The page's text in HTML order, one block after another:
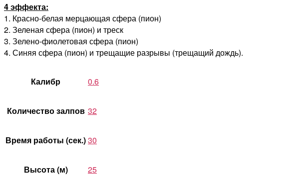
4 эффекта:
1. Красно-белая мерцающая сфера (пион)
2. Зеленая сфера (пион) и треск
3. Зелено-фиолетовая сфера (пион)
4. Синяя сфера (пион) и трещащие разрывы (трещащий дождь).
Калибр 0.6
Количество залпов 32
Время работы (сек.)30
Высота (м) 25